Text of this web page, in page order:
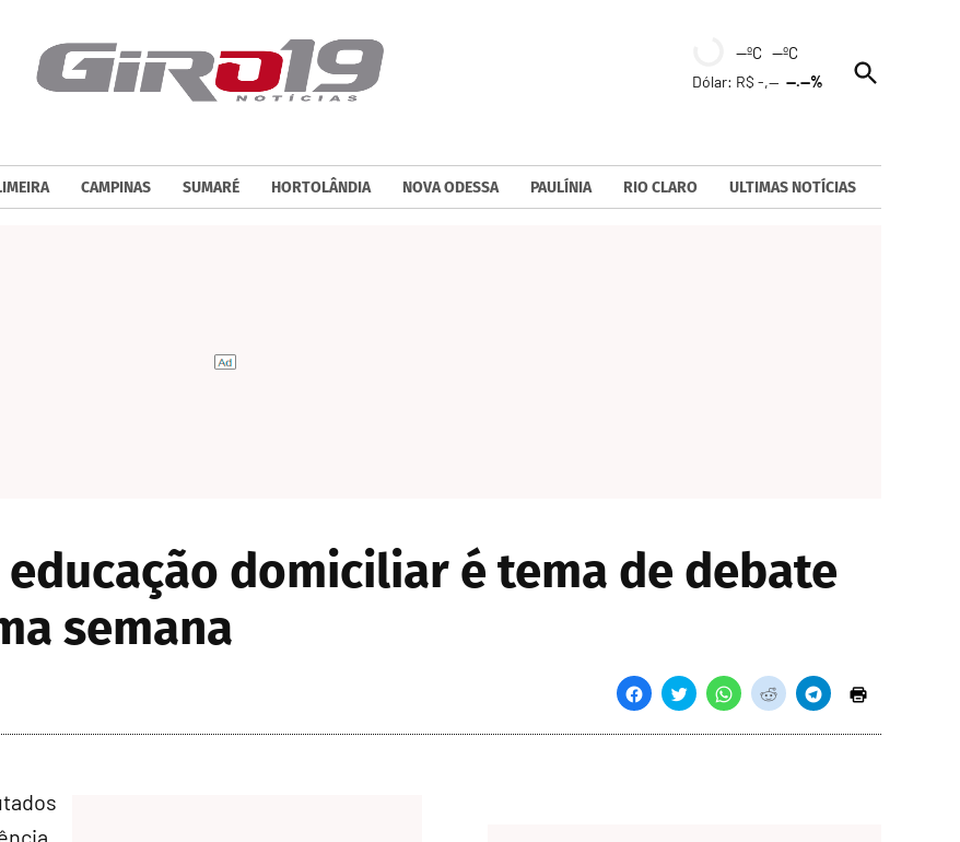
--ºC --ºC
Dólar: R$ -,----.--%
Open
Search
CAMPINAS SUMARÉ HORTOLÂNDIA NOVA ODESSA PAULÍNIA RIO CLARO ULTIMAS NOTÍCIAS
domiciliar é tema de debate
semana